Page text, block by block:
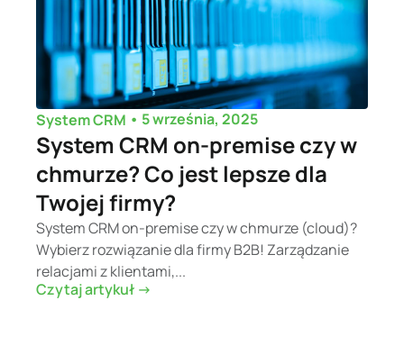
System CRM • 5 września, 2025
System CRM on-premise czy w
chmurze? Co jest lepsze dla
Twojej firmy?
System CRM on-premise czy w chmurze (cloud)?
Wybierz rozwiązanie dla firmy B2B! Zarządzanie
relacjami z klientami,...
Czytaj artykuł ->